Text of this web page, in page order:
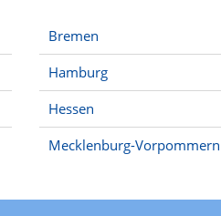
Bremen
Hamburg
Hessen
Mecklenburg-Vorpommern